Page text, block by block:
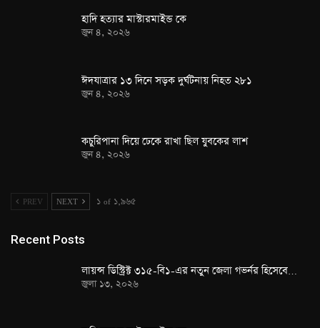
হাদি হত্যার মাস্টারমাইন্ড কে
জুন ৪, ২০২৬
ঈদযাত্রার ১৩ দিনে সড়ক দুর্ঘটনায় নিহত ২৮১
জুন ৪, ২০২৬
কচুরিপানা দিয়ে ঢেকে রাখা ছিল যুবকের লাশ
জুন ৪, ২০২৬
PREV NEXT ১ of ১,৯৬৫
Recent Posts
লায়ন্স ডিস্ট্রিক্ট ৩১৫-বি১-এর নতুন জেলা গভর্নর হিসেবে…
জুলা ১৩, ২০২৬